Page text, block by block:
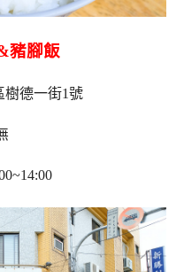
豬腳飯
樹德一街1號